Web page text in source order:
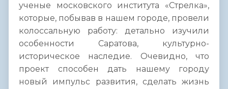
ученые московского института «Стрелка»,
которые, побывав в нашем городе, провели
колоссальную работу: детально изучили
особенности Саратова, культурно-
историческое наследие. Очевидно, что
проект способен дать нашему городу
новый импульс развития, сделать жизнь